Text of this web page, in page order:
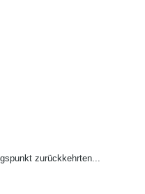
zurückkehrten...